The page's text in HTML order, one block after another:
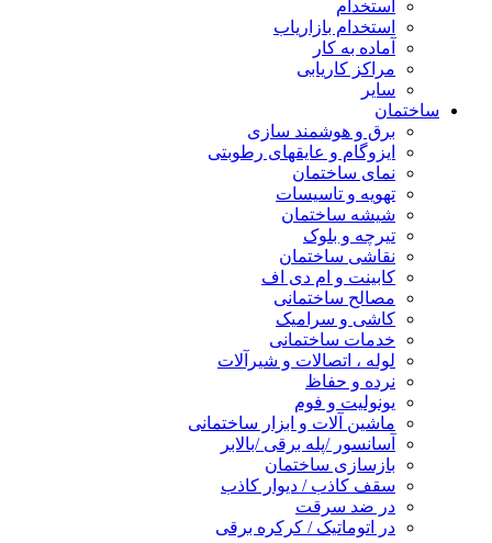
استخدام
استخدام بازاریاب
آماده به کار
مراکز کاریابی
سایر
ساختمان
برق و هوشمند سازی
ایزوگام و عایقهای رطوبتی
نمای ساختمان
تهویه و تاسیسات
شیشه ساختمان
تیرچه و بلوک
نقاشی ساختمان
کابینت و ام دی اف
مصالح ساختمانی
کاشی و سرامیک
خدمات ساختمانی
لوله ، اتصالات و شیرآلات
نرده و حفاظ
یونولیت و فوم
ماشین آلات و ابزار ساختمانی
آسانسور /پله برقی /بالابر
بازسازی ساختمان
سقف کاذب / دیوار کاذب
در ضد سرقت
در اتوماتیک / کرکره برقی